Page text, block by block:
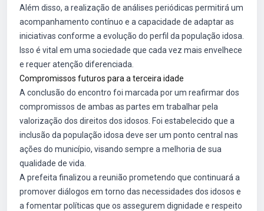
Além disso, a realização de análises periódicas permitirá um
acompanhamento contínuo e a capacidade de adaptar as
iniciativas conforme a evolução do perfil da população idosa.
Isso é vital em uma sociedade que cada vez mais envelhece
e requer atenção diferenciada.
Compromissos futuros para a terceira idade
A conclusão do encontro foi marcada por um reafirmar dos
compromissos de ambas as partes em trabalhar pela
valorização dos direitos dos idosos. Foi estabelecido que a
inclusão da população idosa deve ser um ponto central nas
ações do município, visando sempre a melhoria de sua
qualidade de vida.
A prefeita finalizou a reunião prometendo que continuará a
promover diálogos em torno das necessidades dos idosos e
a fomentar políticas que os assegurem dignidade e respeito